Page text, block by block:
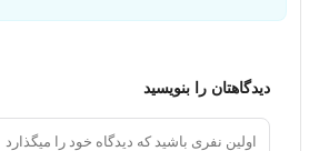
دیدگاهتان را بنویسید